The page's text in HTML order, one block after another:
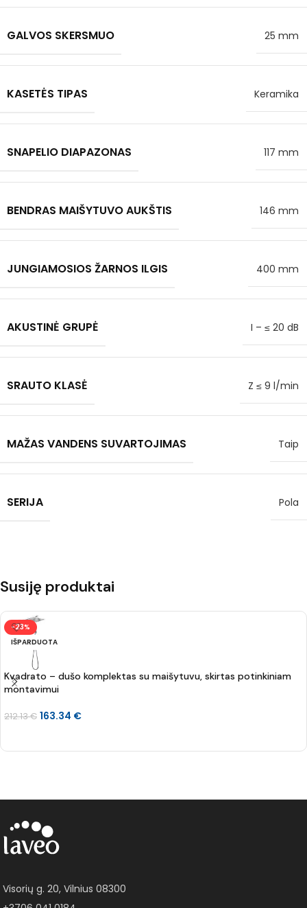
GALVOS SKERSMUO 25 mm
KASETĖS TIPAS Keramika
SNAPELIO DIAPAZONAS 117 mm
BENDRAS MAIŠYTUVO AUKŠTIS 146 mm
JUNGIAMOSIOS ŽARNOS ILGIS 400 mm
AKUSTINĖ GRUPĖ I – ≤ 20 dB
SRAUTO KLASĖ Z ≤ 9 l/min
MAŽAS VANDENS SUVARTOJIMAS Taip
SERIJA Pola
Susiję produktai
-23%
IŠPARDUOTA
Kvadrato – dušo komplektas su maišytuvu, skirtas potinkiniam
montavimui
212.13€ 163.34 €
Visorių g. 20, Vilnius 08300